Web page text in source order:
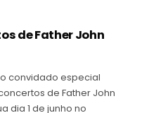
de Father John
convidado especial
de Father John
dia 1 de junho no